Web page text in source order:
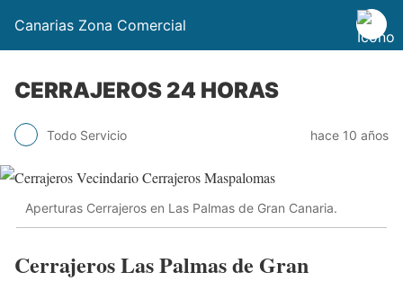
Canarias Zona Comercial
CERRAJEROS 24 HORAS
Todo Servicio hace 10 años
Aperturas Cerrajeros en Las Palmas de Gran Canaria.
Cerrajeros Las Palmas de Gran